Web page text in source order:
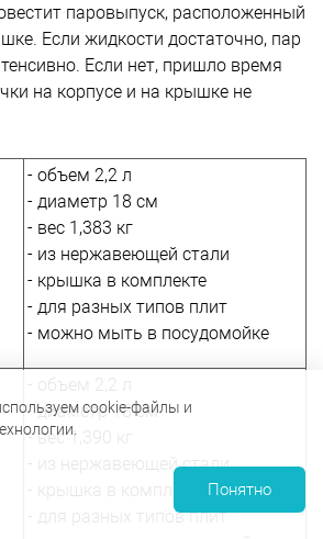
паровыпуск, расположенный
Если жидкости достаточно, пар
Если нет, пришло время
на корпусе и на крышке не
- объем 2,2 л
- диаметр 18 см
- вес 1,383 кг
- из нержавеющей стали
- крышка в комплекте
- для разных типов плит
- можно мыть в посудомойке
- объем 2,2 л
- диаметр 18 см
- вес 1,390 кг
- из нержавеющей стали
- крышка в комплекте
- для разных типов плит
cookie-файлы и
Понятно